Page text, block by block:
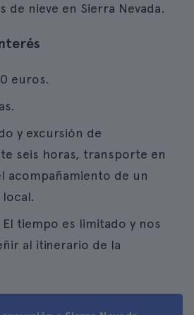
de nieve en Sierra Nevada.
euros.
y excursión de
seis horas, transporte en
acompañamiento de un
El tiempo es limitado y nos
al itinerario de la